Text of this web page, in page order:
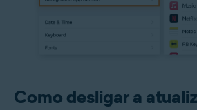
Como desligar a